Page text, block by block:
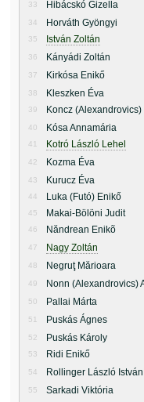
33 Hibácskó Gizella
34 Horváth Gyöngyi
35 István Zoltán
36 Kányádi Zoltán
37 Kirkósa Enikő
38 Kleszken Éva
39 Koncz (Alexandrovics)
40 Kósa Annamária
41 Kotró László Lehel
42 Kozma Éva
43 Kurucz Éva
44 Luka (Futó) Enikő
45 Makai-Bölöni Judit
46 Năndrean Enikõ
47 Nagy Zoltán
48 Negruţ Mărioara
49 Nonn (Alexandrovics)
50 Pallai Márta
51 Puskás Ágnes
52 Puskás Károly
53 Ridi Enikő
54 Rollinger László István
55 Sarkadi Viktória